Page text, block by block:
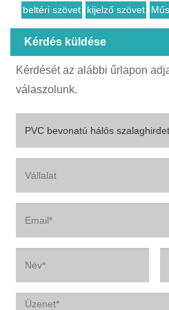
beltéri szövet kijelző szövet
Kérdés küldése
Kérdését az alábbi űrlapon
válaszolunk.